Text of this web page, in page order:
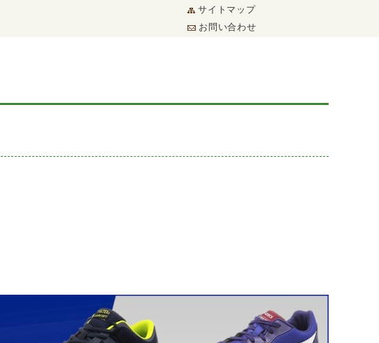
サイトマップ
お問い合わせ